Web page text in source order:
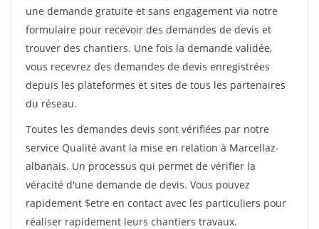
une demande gratuite et sans engagement via notre
formulaire pour recevoir des demandes de devis et
trouver des chantiers. Une fois la demande validée,
vous recevrez des demandes de devis enregistrées
depuis les plateformes et sites de tous les partenaires
du réseau.
Toutes les demandes devis sont vérifiées par notre
service Qualité avant la mise en relation à Marcellaz-
albanais. Un processus qui permet de vérifier la
véracité d'une demande de devis. Vous pouvez
rapidement $etre en contact avec les particuliers pour
réaliser rapidement leurs chantiers travaux.